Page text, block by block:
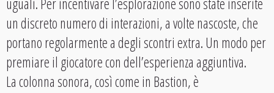
un discreto numero di interazioni, a volte nascoste, che
portano regolarmente a degli scontri extra. Un modo per
premiare il giocatore con dell’esperienza aggiuntiva.
La colonna sonora, così come in Bastion, è